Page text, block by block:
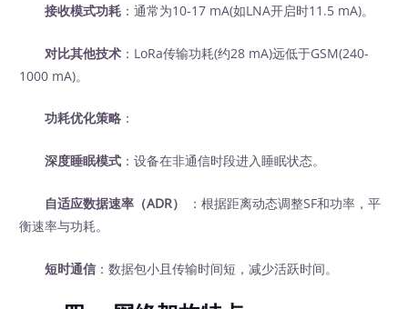
接收模式功耗 ：通常为10-17 mA(如LNA开启时11.5 mA)。
对比其他技术 ：LoRa传输功耗(约28 mA)远低于GSM(240-
1000 mA)。
功耗优化策略 ：
深度睡眠模式 ：设备在非通信时段进入睡眠状态。
自适应数据速率（ADR）
‍ ：根据距离动态调整SF和功率，平
衡速率与功耗。
短时通信 ：数据包小且传输时间短，减少活跃时间。